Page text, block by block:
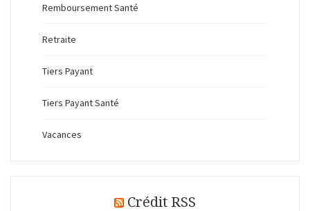
Remboursement Santé
Retraite
Tiers Payant
Tiers Payant Santé
Vacances
Crédit RSS